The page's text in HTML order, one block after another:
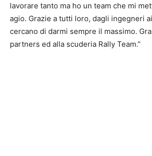
lavorare tanto ma ho un team che mi
agio. Grazie a tutti loro, dagli ingegneri
cercano di darmi sempre il massimo.
partners ed alla scuderia Rally Team.”